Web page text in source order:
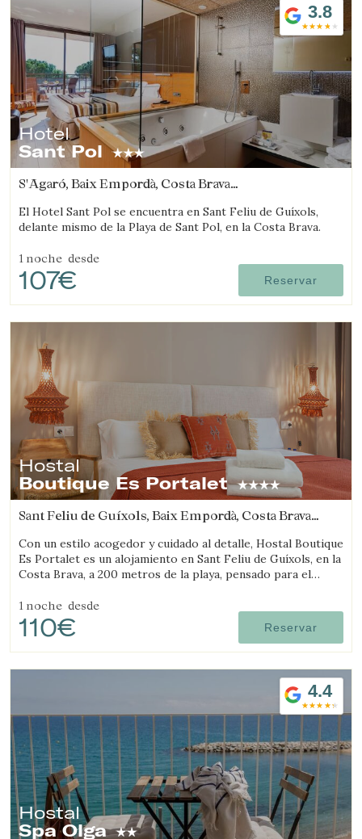
3.8
Hotel
Sant Pol
S'Agaró, Baix Empordà, Costa Brava
El Hotel Sant Pol se encuentra en Sant Feliu de Guíxols,
delante mismo de la Playa de Sant Pol, en la Costa Brava.
1 noche desde
107€ Reservar
Hostal
Boutique Es Portalet
Sant Feliu de Guíxols, Baix Empordà, Costa Brava
Con un estilo acogedor y cuidado al detalle, Hostal Boutique
Es Portalet es un alojamiento en Sant Feliu de Guíxols, en la
Costa Brava, a 200 metros de la playa, pensado para el
1 noche desde
110€ Reservar
4.4
Hostal
Spa Olga